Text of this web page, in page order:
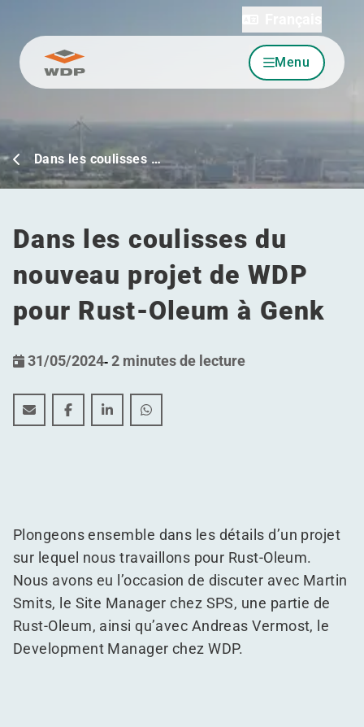
Allez au contenu Menu
Dans les coulisses …
Dans les coulisses du
nouveau projet de WDP
pour Rust-Oleum à Genk
31/05/2024-2 minutes de lecture
Dans les coulisses du nouveau projet de WDP pour
Dans les coulisses du nouveau projet de WDP
Dans les coulisses du nouveau projet de
Dans les coulisses du nouveau
Plongeons ensemble dans les détails d’un projet
sur lequel nous travaillons pour Rust-Oleum.
Nous avons eu l’occasion de discuter avec Martin
Smits, le Site Manager chez SPS, une partie de
Rust-Oleum, ainsi qu’avec Andreas Vermost, le
Development Manager chez WDP.